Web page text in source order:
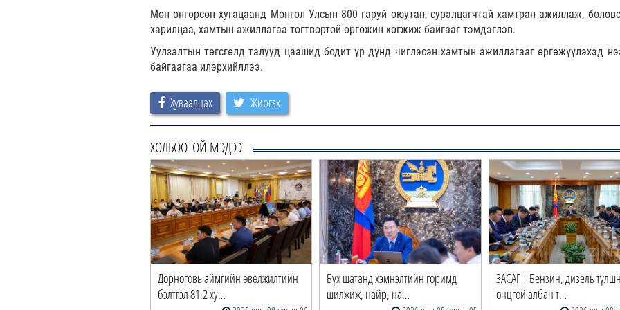
Мөн өнгөрсөн хугацаанд Монгол Улсын 800 гаруй оюутан, суралцагчтай хамтран ажиллаж,
харилцаа, хамтын ажиллагаа тогтвортой өргөжин хөгжиж байгааг тэмдэглэв.
Уулзалтын төгсгөлд талууд цаашид бодит үр дүнд чиглэсэн хамтын ажиллагааг өргөжүүлэхэд
байгаагаа илэрхийллээ.
Хуваалцах Жиргэх
ХОЛБООТОЙ МЭДЭЭ
Дорноговь аймгийн өвөлжилтийн
бэлтгэл 81.2 ху…
Бүх шатанд хэмнэлтийн горимд
шилжиж, найр, на…
ЗАСАГ | Бензин, дизель
онцгой албан т…